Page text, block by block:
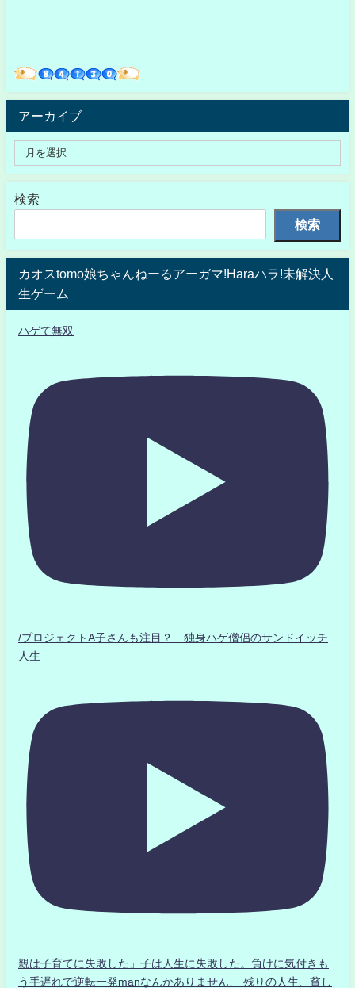
アーカイブ
検索
検索
カオスtomo娘ちゃんねーるアーガマ!Haraハラ!未解決人
生ゲーム
ハゲて無双
/プロジェクトA子さんも注目？ 独身ハゲ僧侶のサンドイッチ
人生
親は子育てに失敗した」子は人生に失敗した。負けに気付きも
う手遅れで逆転一発manなんかありません、 残りの人生、貧し